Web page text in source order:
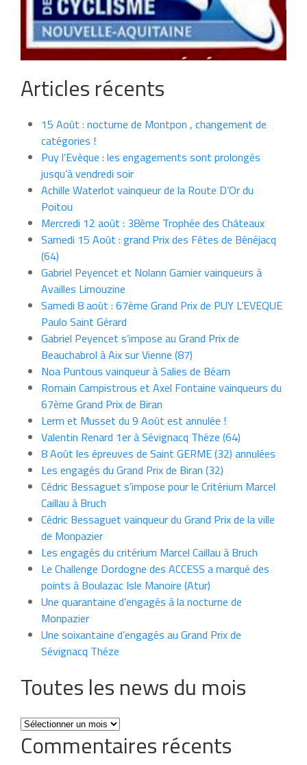
Articles récents
15 Août : nocturne de Montpon , changement de
catégories !
Puy l’Evèque : les engagements sont prolongés
jusqu’à vendredi soir
Achille Waterlot vainqueur de la Route D’Or du
Poitou
Mercredi 12 août : 38ème Trophée des Châteaux
Samedi 15 Août : grand Prix des Fêtes de Bénéjacq
(64)
Gabriel Peyencet et Nolann Garnier vainqueurs à
Availles Limouzine
Samedi 8 août : 67ème Grand Prix de PUY L’EVEQUE
Paulo Saint Gérard
Gabriel Peyencet s’impose au Grand Prix de
Beauchabrol à Aix sur Vienne (87)
Noa Puntous vainqueur à Salies de Béarn
Romain Campistrous et Axel Fontaine vainqueurs du
67ème Grand Prix de Biran
Lerm et Musset du 9 Août est annulée !
Valentin Renard 1er à Sévignacq Théze (64)
8 Août les épreuves de Saint GERME (32) annulées
Les engagés du Grand Prix de Biran (32)
Cédric Bessaguet s’impose pour le Critérium Marcel
Caillau à Bruch
Cédric Bessaguet vainqueur du Grand Prix de la ville
de Monpazier
Les engagés du critérium Marcel Caillau à Bruch
Le Challenge Dordogne des ACCESS a marqué des
points à Boulazac Isle Manoire (Atur)
Une quarantaine d’engagés à la nocturne de
Monpazier
Une soixantaine d’engagés au Grand Prix de
Sévignacq Théze
Toutes les news du mois
Toutes
les
news
Commentaires récents